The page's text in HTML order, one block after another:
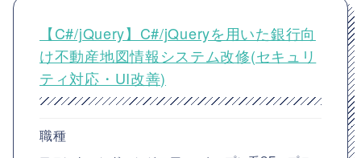
【C#/jQuery】C#/jQueryを用いた銀行向
け不動産地図情報システム改修(セキュリ
ティ対応・UI改善)
職種